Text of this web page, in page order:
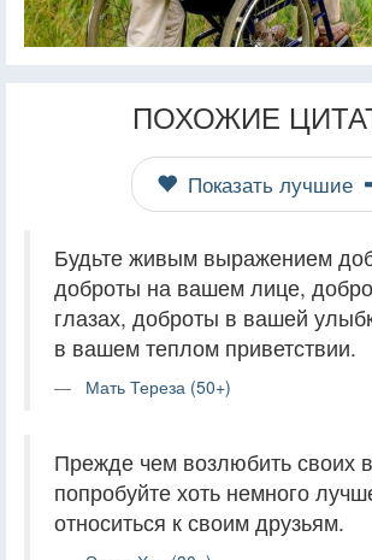
ПОХОЖИЕ
Показать лучшие
Будьте живым выражением
доброты на вашем лице,
глазах, доброты в вашей
в вашем теплом приветствии.
Мать Тереза (50+)
Прежде чем возлюбить своих
попробуйте хоть немного
относиться к своим друзьям.